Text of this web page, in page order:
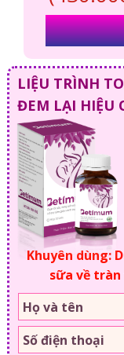
LIỆU TRÌNH
ĐEM LẠI HIỆU
Khuyên dùng:
sữa về tràn